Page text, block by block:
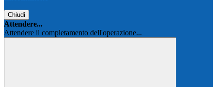
Chiudi
Attendere...
Attendere il completamento dell'operazione...